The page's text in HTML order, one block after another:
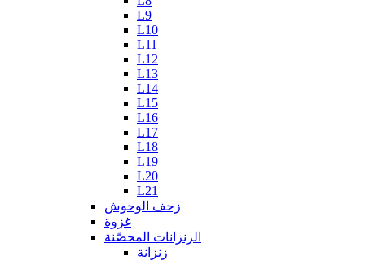
L9
L10
L11
L12
L13
L14
L15
L16
L17
L18
L19
L20
L21
زحف الوحوش
غزوة
الزنزانات المحصّنة
زنزانة